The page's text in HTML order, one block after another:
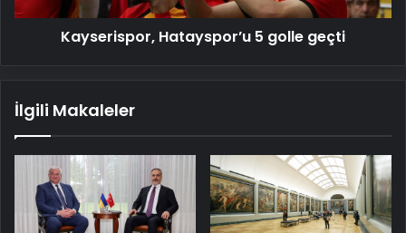
Kayserispor, Hatayspor’u 5 golle geçti
İlgili Makaleler